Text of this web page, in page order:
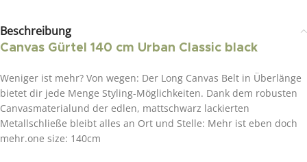
Beschreibung
Canvas Gürtel 140 cm Urban Classic black
Weniger ist mehr? Von wegen: Der Long Canvas Belt in Überlänge
bietet dir jede Menge Styling-Möglichkeiten. Dank dem robusten
Canvasmaterialund der edlen, mattschwarz lackierten
Metallschließe bleibt alles an Ort und Stelle: Mehr ist eben doch
mehr.one size: 140cm